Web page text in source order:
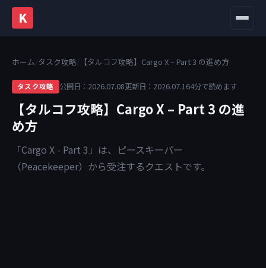
K メニュ
ホーム/タスク攻略/ 【タルコフ攻略】Cargo X – Part 3 の進め方
タスク攻略 公開日：2026.07.08更新日：2026.07.164分で読めます
【タルコフ攻略】Cargo X – Part 3 の進
め方
「Cargo X - Part 3」は、ピースキーパー
（Peacekeeper）から受注するクエストです。